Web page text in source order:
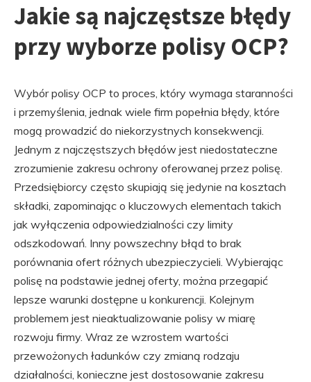
Jakie są najczęstsze błędy
przy wyborze polisy OCP?
Wybór polisy OCP to proces, który wymaga staranności
i przemyślenia, jednak wiele firm popełnia błędy, które
mogą prowadzić do niekorzystnych konsekwencji.
Jednym z najczęstszych błędów jest niedostateczne
zrozumienie zakresu ochrony oferowanej przez polisę.
Przedsiębiorcy często skupiają się jedynie na kosztach
składki, zapominając o kluczowych elementach takich
jak wyłączenia odpowiedzialności czy limity
odszkodowań. Inny powszechny błąd to brak
porównania ofert różnych ubezpieczycieli. Wybierając
polisę na podstawie jednej oferty, można przegapić
lepsze warunki dostępne u konkurencji. Kolejnym
problemem jest nieaktualizowanie polisy w miarę
rozwoju firmy. Wraz ze wzrostem wartości
przewożonych ładunków czy zmianą rodzaju
działalności, konieczne jest dostosowanie zakresu